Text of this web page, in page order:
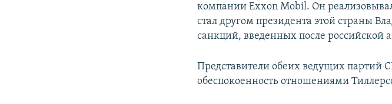
компании Exxon Mobil. Он
стал другом президента этой страны
санкций, введенных после российской
Представители обеих ведущих
обеспокоенность отношениями